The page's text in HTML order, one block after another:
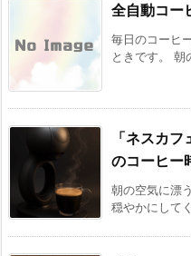
全自動コー
毎日のコーヒ
ときです。 朝
「ネスカ
のコーヒー
朝の空気に漂
穏やかにして